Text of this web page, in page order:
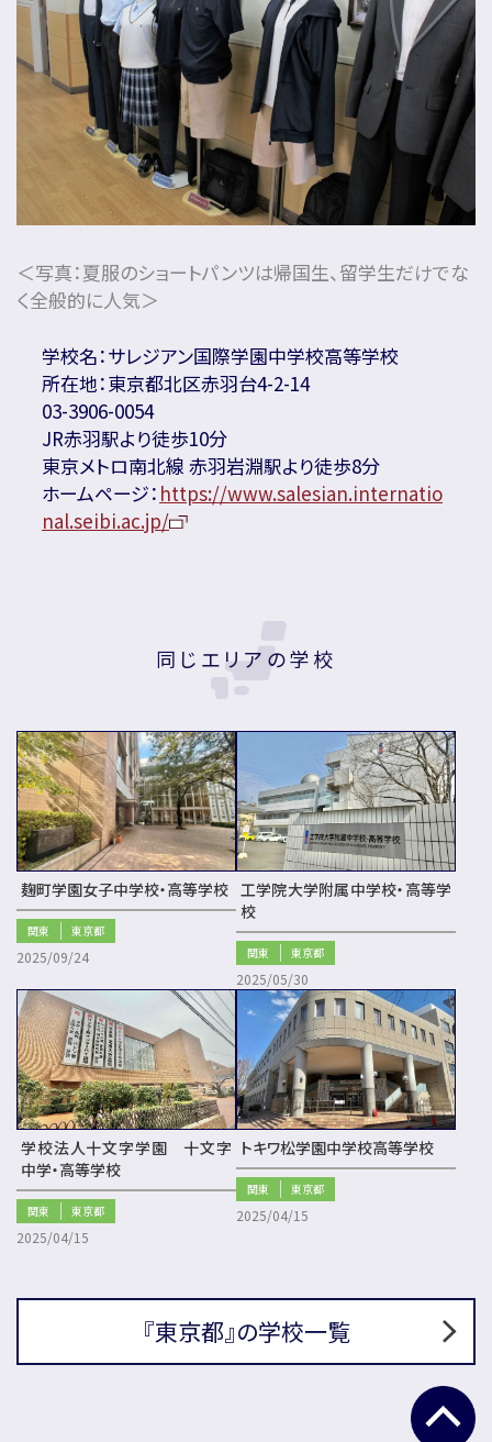
＜写真：夏服のショートパンツは帰国生、留学生だけでな
く全般的に人気＞
学校名：サレジアン国際学園中学校高等学校
所在地：東京都北区赤羽台4-2-14
03-3906-0054
JR赤羽駅より徒歩10分
東京メトロ南北線 赤羽岩淵駅より徒歩8分
ホームページ： https://www.salesian.internatio
nal.seibi.ac.jp/
同じエリアの学校
麹町学園女子中学校・高等学校
関東 東京都
2025/09/24
工学院大学附属中学校・高等学
校
関東 東京都
2025/05/30
学校法人十文字学園 十文字
中学・高等学校
関東 東京都
2025/04/15
トキワ松学園中学校高等学校
関東 東京都
2025/04/15
『東京都』の学校一覧